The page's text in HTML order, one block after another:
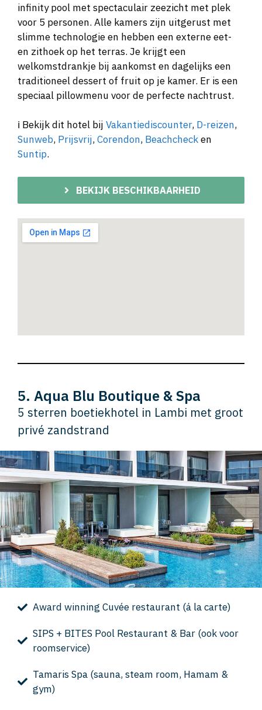
infinity pool met spectaculair zeezicht met plek
voor 5 personen. Alle kamers zijn uitgerust met
slimme technologie en hebben een externe eet-
en zithoek op het terras. Je krijgt een
welkomstdrankje bij aankomst en dagelijks een
traditioneel dessert of fruit op je kamer. Er is een
speciaal pillowmenu voor de perfecte nachtrust.
ℹ️ Bekijk dit hotel bij Vakantiediscounter, D-reizen,
Sunweb, Prijsvrij,Corendon, Beachchecken
Suntip.
BEKIJK BESCHIKBAARHEID
5. Aqua Blu Boutique & Spa
5 sterren boetiekhotel in Lambi met groot
privé zandstrand
Award winning Cuvée restaurant (á la carte)
SIPS + BITES Pool Restaurant & Bar (ook voor
roomservice)
Tamaris Spa (sauna, steam room, Hamam &
gym)